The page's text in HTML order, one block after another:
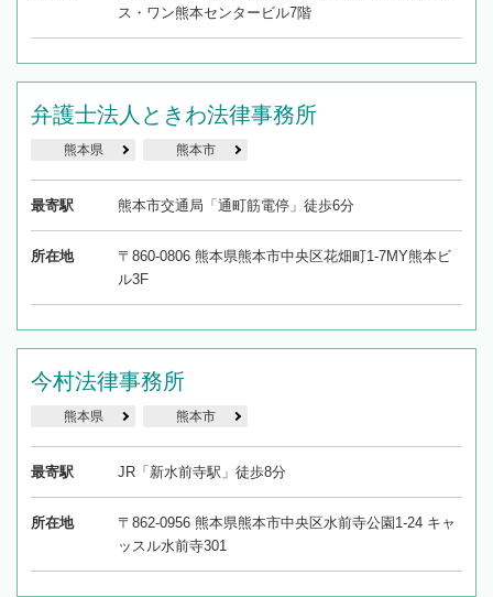
ス・ワン熊本センタービル7階
弁護士法人ときわ法律事務所
熊本県 熊本市
最寄駅 熊本市交通局「通町筋電停」徒歩6分
所在地
〒860-0806 熊本県熊本市中央区花畑町1-7MY熊本ビ
ル3F
今村法律事務所
熊本県 熊本市
最寄駅 JR「新水前寺駅」徒歩8分
所在地
〒862-0956 熊本県熊本市中央区水前寺公園1-24 キャ
ッスル水前寺301